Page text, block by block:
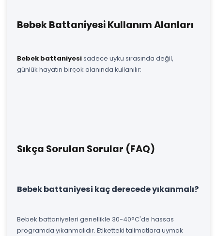
Bebek Battaniyesi Kullanım Alanları
Bebek battaniyesisadece uyku sırasında değil,
günlük hayatın birçok alanında kullanılır:
Sıkça Sorulan Sorular (FAQ)
Bebek battaniyesi kaç derecede yıkanmalı?
Bebek battaniyeleri genellikle 30-40°C'de hassas
programda yıkanmalıdır. Etiketteki talimatlara uymak